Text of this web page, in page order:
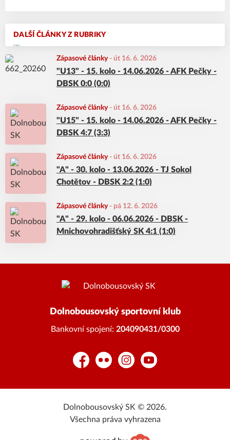
DALŠÍ ČLÁNKY Z RUBRIKY
Zápasové články- út 16. 6. 2026
"U13" - 15. kolo - 14.06.2026 - AFK Pečky -
DBSK 0:0 (0:0)
Zápasové články- út 16. 6. 2026
"U15" - 15. kolo - 14.06.2026 - AFK Pečky -
DBSK 4:7 (3:3)
Zápasové články- út 16. 6. 2026
"A" - 30. kolo - 13.06.2026 - TJ Sokol
Chotětov - DBSK 2:2 (1:0)
Zápasové články- pá 12. 6. 2026
"A" - 29. kolo - 06.06.2026 - DBSK -
Mnichovohradišťský SK 4:1 (1:0)
Dolnobousovský sportovní klub
Bankovní spojení: 204090431/0300
FacebookFlickr InstagramYouTube
Dolnobousovský SK © 2026.
Všechna práva vyhrazena